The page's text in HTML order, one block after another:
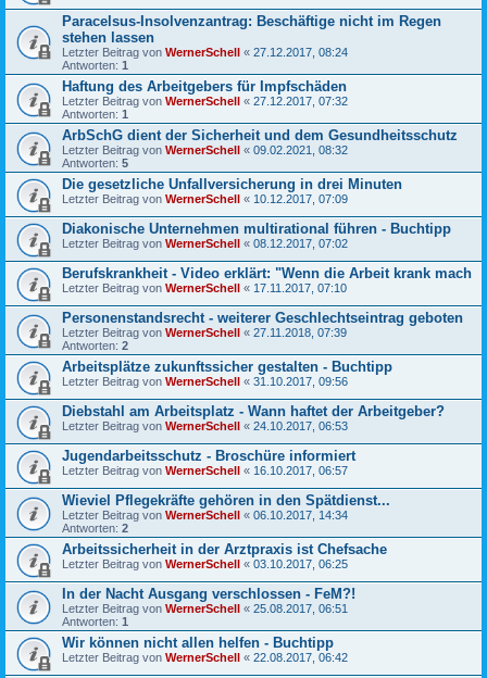
Paracelsus-Insolvenzantrag: Beschäftige nicht im Regen
stehen lassen
Letzter Beitrag von WernerSchell « 27.12.2017, 08:24
Antworten: 1
Haftung des Arbeitgebers für Impfschäden
Letzter Beitrag von WernerSchell « 27.12.2017, 07:32
Antworten: 1
ArbSchG dient der Sicherheit und dem Gesundheitsschutz
Letzter Beitrag von WernerSchell « 09.02.2021, 08:32
Antworten: 5
Die gesetzliche Unfallversicherung in drei Minuten
Letzter Beitrag von WernerSchell « 10.12.2017, 07:09
Diakonische Unternehmen multirational führen - Buchtipp
Letzter Beitrag von WernerSchell « 08.12.2017, 07:02
Berufskrankheit - Video erklärt: "Wenn die Arbeit krank mach
Letzter Beitrag von WernerSchell « 17.11.2017, 07:10
Personenstandsrecht - weiterer Geschlechtseintrag geboten
Letzter Beitrag von WernerSchell « 27.11.2018, 07:39
Antworten: 2
Arbeitsplätze zukunftssicher gestalten - Buchtipp
Letzter Beitrag von WernerSchell « 31.10.2017, 09:56
Diebstahl am Arbeitsplatz - Wann haftet der Arbeitgeber?
Letzter Beitrag von WernerSchell « 24.10.2017, 06:53
Jugendarbeitsschutz - Broschüre informiert
Letzter Beitrag von WernerSchell « 16.10.2017, 06:57
Wieviel Pflegekräfte gehören in den Spätdienst...
Letzter Beitrag von WernerSchell « 06.10.2017, 14:34
Antworten: 2
Arbeitssicherheit in der Arztpraxis ist Chefsache
Letzter Beitrag von WernerSchell « 03.10.2017, 06:25
In der Nacht Ausgang verschlossen - FeM?!
Letzter Beitrag von WernerSchell « 25.08.2017, 06:51
Antworten: 1
Wir können nicht allen helfen - Buchtipp
Letzter Beitrag von WernerSchell « 22.08.2017, 06:42